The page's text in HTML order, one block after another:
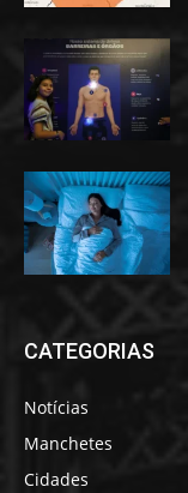
CATEGORIAS
Notícias
Manchetes
Cidades